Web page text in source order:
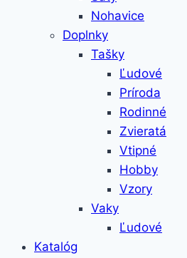
Nohavice
Doplnky
Tašky
Ľudové
Príroda
Rodinné
Zvieratá
Vtipné
Hobby
Vzory
Vaky
Ľudové
Katalóg